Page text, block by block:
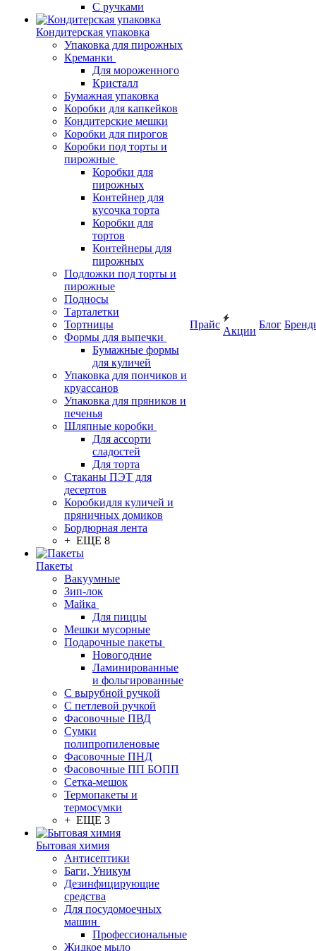
С ручками
Кондитерская упаковка
Упаковка для пирожных
Креманки
Для мороженного
Кристалл
Бумажная упаковка
Коробки для капкейков
Кондитерские мешки
Коробки для пирогов
Коробки под торты и
пирожные
Коробки для
пирожных
Контейнер для
кусочка торта
Коробки для
тортов
Контейнеры для
пирожных
Подложки под торты и
пирожные
Подносы
Тарталетки
Тортницы
Формы для выпечки
Бумажные формы
для куличей
Упаковка для пончиков и
круассанов
Упаковка для пряников и
печенья
Шляпные коробки
Для ассорти
сладостей
Для торта
Стаканы ПЭТ для
десертов
Коробкидля куличей и
пряничных домиков
Бордюрная лента
+ ЕЩЕ 8
Пакеты
Вакуумные
Зип-лок
Майка
Для пиццы
Мешки мусорные
Подарочные пакеты
Новогодние
Ламинированные
и фольгированные
С вырубной ручкой
С петлевой ручкой
Фасовочные ПВД
Сумки
полипропиленовые
Фасовочные ПНД
Фасовочные ПП БОПП
Сетка-мешок
Термопакеты и
термосумки
+ ЕЩЕ 3
Бытовая химия
Антисептики
Баги, Уникум
Дезинфицирующие
средства
Для посудомоечных
машин
Профессиональные
Жидкое мыло
Прайс
Акции
Блог